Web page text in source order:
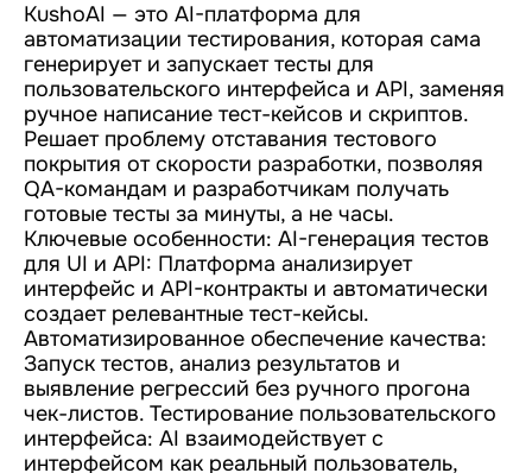
KushoAI — это AI-платформа для
автоматизации тестирования, которая сама
генерирует и запускает тесты для
пользовательского интерфейса и API, заменяя
ручное написание тест-кейсов и скриптов.
Решает проблему отставания тестового
покрытия от скорости разработки, позволяя
QA-командам и разработчикам получать
готовые тесты за минуты, а не часы.
Ключевые особенности: AI-генерация тестов
для UI и API: Платформа анализирует
интерфейс и API-контракты и автоматически
создает релевантные тест-кейсы.
Автоматизированное обеспечение качества:
Запуск тестов, анализ результатов и
выявление регрессий без ручного прогона
чек-листов. Тестирование пользовательского
интерфейса: AI взаимодействует с
интерфейсом как реальный пользователь,